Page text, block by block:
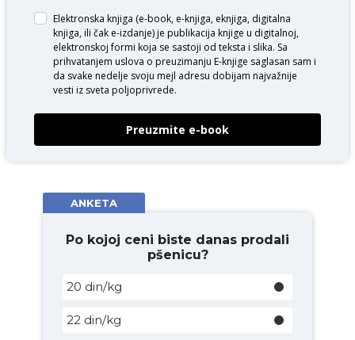
Elektronska knjiga (e-book, e-knjiga, eknjiga, digitalna
knjiga, ili čak e-izdanje) je publikacija knjige u digitalnoj,
elektronskoj formi koja se sastoji od teksta i slika. Sa
prihvatanjem uslova o preuzimanju E-knjige saglasan sam i
da svake nedelje svoju mejl adresu dobijam najvažnije
vesti iz sveta poljoprivrede.
Preuzmite e-book
ANKETA
Po kojoj ceni biste danas prodali
pšenicu?
20 din/kg
22 din/kg